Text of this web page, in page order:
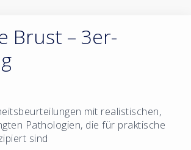
Brust – 3er-
mit realistischen,
Pathologien, die für praktische
sind